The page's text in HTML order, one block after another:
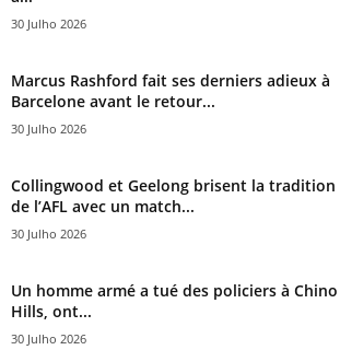
30 Julho 2026
Marcus Rashford fait ses derniers adieux à
Barcelone avant le retour...
30 Julho 2026
Collingwood et Geelong brisent la tradition
de l’AFL avec un match...
30 Julho 2026
Un homme armé a tué des policiers à Chino
Hills, ont...
30 Julho 2026